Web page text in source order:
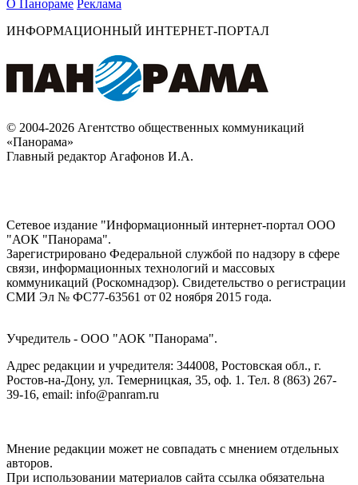
О Панораме Реклама
ИНФОРМАЦИОННЫЙ ИНТЕРНЕТ-ПОРТАЛ
© 2004-2026 Агентство общественных коммуникаций
«Панорама»
Главный редактор Агафонов И.А.
Сетевое издание "Информационный интернет-портал ООО
"АОК "Панорама".
Зарегистрировано Федеральной службой по надзору в сфере
связи, информационных технологий и массовых
коммуникаций (Роскомнадзор). Cвидетельство о регистрации
СМИ Эл № ФС77-63561 от 02 ноября 2015 года.
Учредитель - ООО "АОК "Панорама".
Адрес редакции и учредителя: 344008, Ростовская обл., г.
Ростов-на-Дону, ул. Темерницкая, 35, оф. 1. Тел. 8 (863) 267-
39-16, email: info@panram.ru
Мнение редакции может не совпадать с мнением отдельных
авторов.
При использовании материалов сайта ссылка обязательна